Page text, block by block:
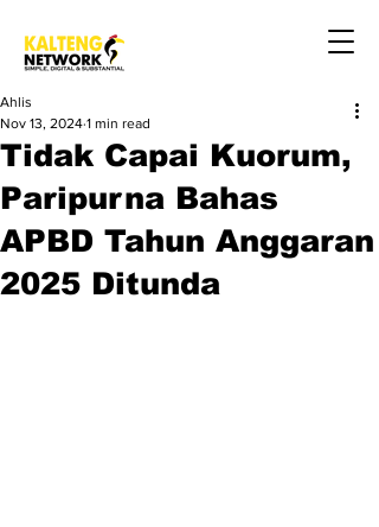
Tidak Capai Kuorum,
Paripurna Bahas
APBD Tahun Anggaran
2025 Ditunda
Ahlis
Nov 13, 2024 1 min read